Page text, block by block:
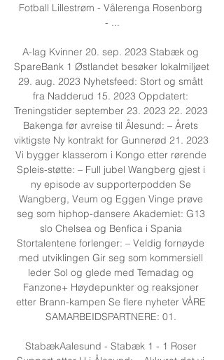
Fotball Lillestrøm - Vålerenga Rosenborg
- ...
A-lag Kvinner 20. sep. 2023 Stabæk og
SpareBank 1 Østlandet besøker lokalmiljøet
29. aug. 2023 Nyhetsfeed: Stort og smått
fra Nadderud 15. 2023 Oppdatert:
Treningstider september 23. 2023 22. 2023
Bakenga før avreise til Ålesund: – Årets
viktigste Ny kontrakt for Gunnerød 21. 2023
Vi bygger klasserom i Kongo etter rørende
Spleis-støtte: – Full jubel Wangberg gjest i
ny episode av supporterpodden Se
Wangberg, Veum og Eggen Vinge prøve
seg som hiphop-dansere Akademiet: G13
slo Chelsea og Benfica i Spania
Stortalentene forlenger: – Veldig fornøyde
med utviklingen Gir seg som kommersiell
leder Sol og glede med Temadag og
Fanzone+ Høydepunkter og reaksjoner
etter Brann-kampen Se flere nyheter VÅRE
SAMARBEIDSPARTNERE: 01.
StabækAalesund - Stabæk 1 - 1 Roser